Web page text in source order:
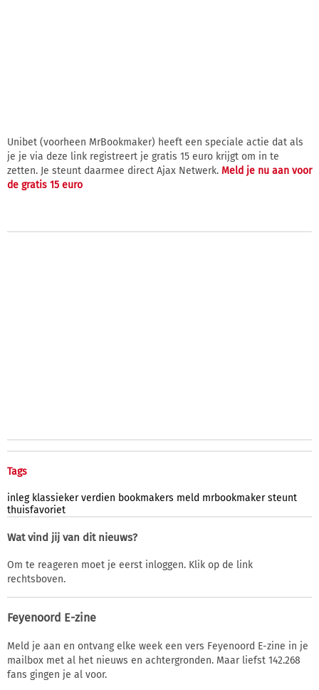
Unibet (voorheen MrBookmaker) heeft een speciale actie dat als
je je via deze link registreert je gratis 15 euro krijgt om in te
zetten. Je steunt daarmee direct Ajax Netwerk. Meld je nu aan voor
de gratis 15 euro
Tags
inleg klassieker verdien bookmakers meld mrbookmaker steunt
thuisfavoriet
Wat vind jij van dit nieuws?
Om te reageren moet je eerst inloggen. Klik op de link
rechtsboven.
Feyenoord E-zine
Meld je aan en ontvang elke week een vers Feyenoord E-zine in je
mailbox met al het nieuws en achtergronden. Maar liefst 142.268
fans gingen je al voor.